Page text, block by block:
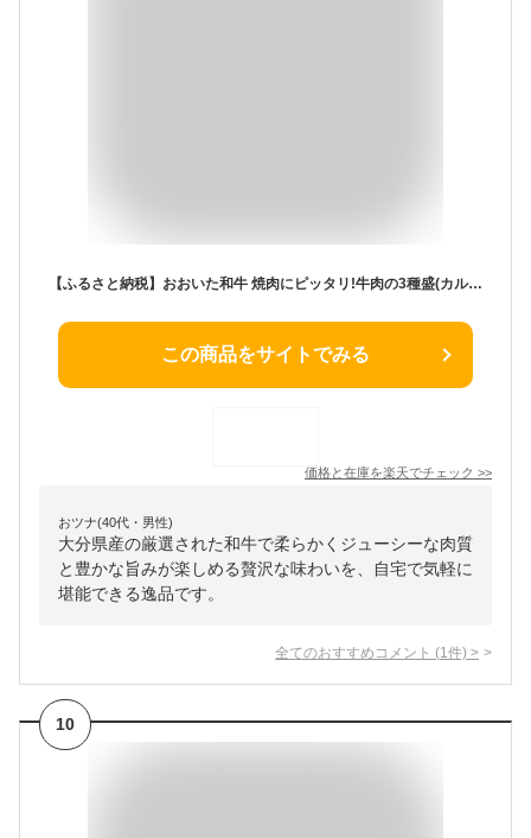
【ふるさと納税】おおいた和牛 焼肉にピッタリ!牛肉の3種盛(カルビ・ロース・赤身)(合計750g)_ 肉 お肉 焼き肉 焼肉 食べ比べ 黒毛和牛 和牛 ギフト プレゼント 高級 バーベキュー BBQ【配送不可地域：離島】【1089360】
この商品をサイトでみる
価格と在庫を楽天でチェック >>
おツナ(40代・男性)
大分県産の厳選された和牛で柔らかくジューシーな肉質
と豊かな旨みが楽しめる贅沢な味わいを、自宅で気軽に
堪能できる逸品です。
全てのおすすめコメント (1 件) >
10